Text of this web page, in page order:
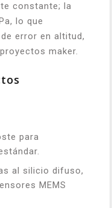
constante; la
lo que
error en altitud,
maker.
para
al silicio difuso,
MEMS